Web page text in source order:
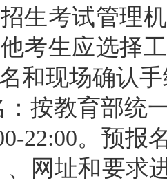
生考试管理
考生应选择
和现场确认
按教育部统
22:00。预报
、网址和要求